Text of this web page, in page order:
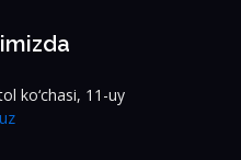
ko‘chasi, 11-uy